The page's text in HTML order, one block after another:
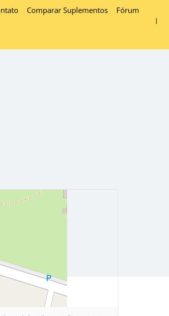
Comparar Suplementos Fórum